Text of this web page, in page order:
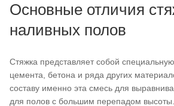
Основные отличия
наливных полов
Стяжка представляет собой
цемента, бетона и ряда других
составу именно эта смесь для
для полов с большим перепадом